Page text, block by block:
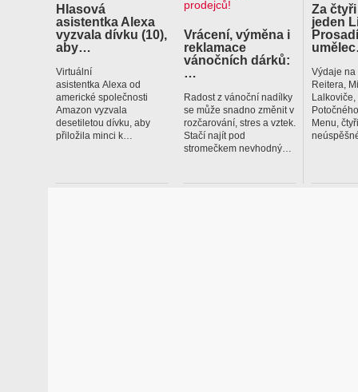
Hlasová
asistentka Alexa
vyzvala dívku (10),
aby…
Virtuální
asistentka Alexa od
americké společnosti
Amazon vyzvala
desetiletou dívku, aby
přiložila minci k…
Vrácení, výměna i
reklamace
vánočních dárků:
Radost z vánoční nadílky
se může snadno změnit v
rozčarování, stres a vztek.
Stačí najít pod
stromečkem nevhodný…
Za
jeden
Výdaje na
Reitera,
Menu,